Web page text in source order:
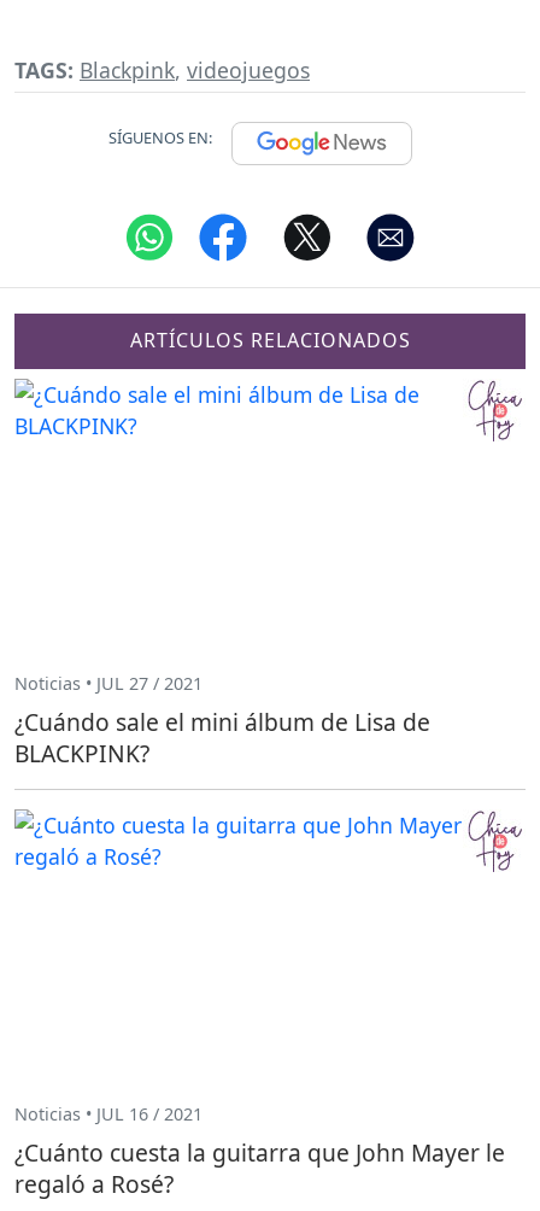
TAGS: Blackpink, videojuegos
SÍGUENOS EN:
ARTÍCULOS RELACIONADOS
Noticias • JUL 27 / 2021
¿Cuándo sale el mini álbum de Lisa de
BLACKPINK?
Noticias • JUL 16 / 2021
¿Cuánto cuesta la guitarra que John Mayer le
regaló a Rosé?